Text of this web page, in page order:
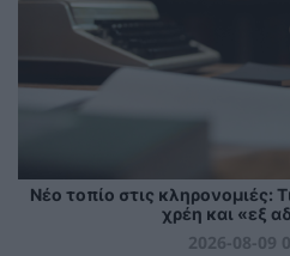
Νέο τοπίο στις κληρονομιές:
χρέη και «εξ
2026-08-09